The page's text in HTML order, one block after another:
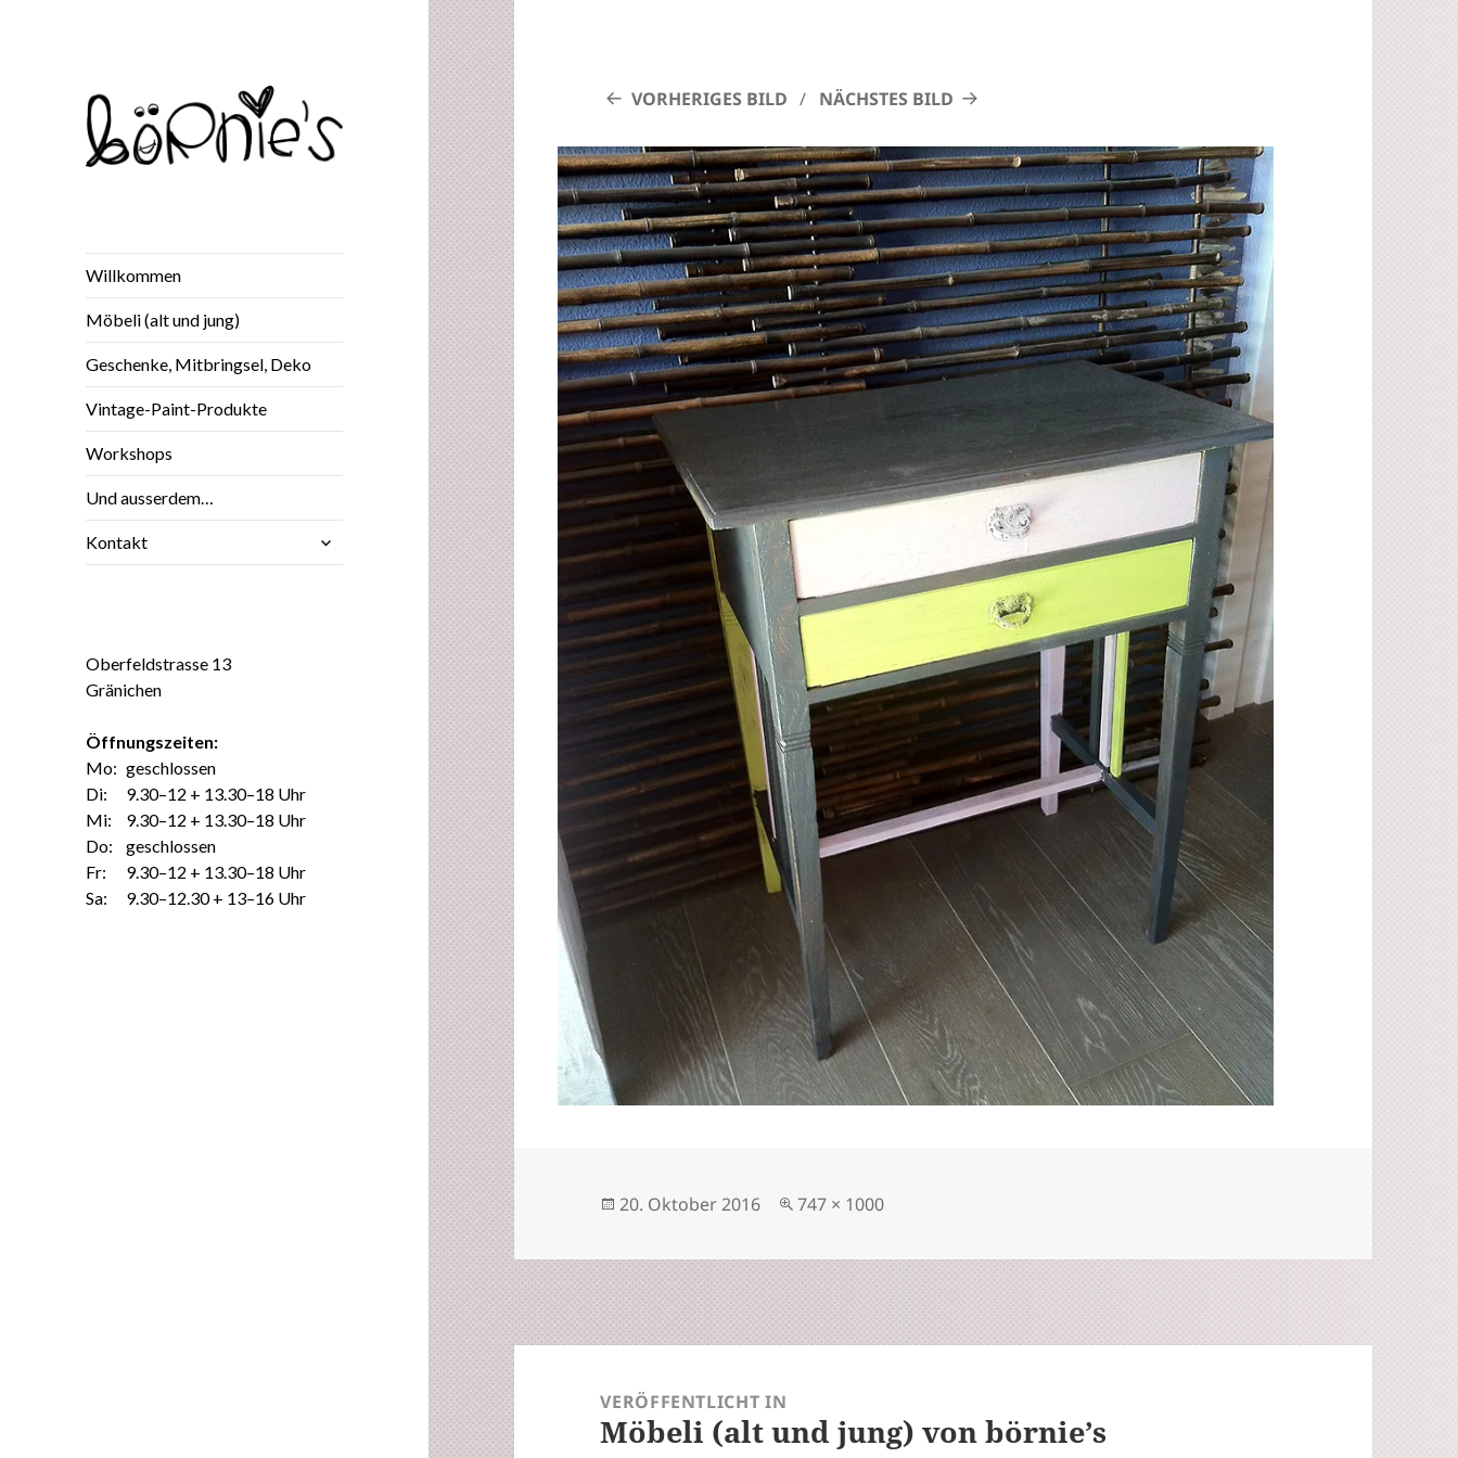
Geschenke, Mitbringsel, Deko –
Willkommen
Möbeli (alt und jung)
Geschenke, Mitbringsel, Deko
Vintage-Paint-Produkte
Workshops
Und ausserdem…
Kontakt
untermenü
anzeigen
Oberfeldstrasse 13
Gränichen
Öffnungszeiten:
Mo:
Di:
Mi:
Do:
Fr:
Sa:
geschlossen
9.30–12 + 13.30–18 Uhr
9.30–12 + 13.30–18 Uhr
geschlossen
9.30–12 + 13.30–18 Uhr
9.30–12.30 + 13–16 Uhr
VORHERIGES BILD NÄCHSTES BILD
Veröffentlicht
20. Oktober 2016
Volle
747 × 1000
Beitrags-
NavigationVERÖFFENTLICHT IN
Möbeli (alt und jung) von börnie’s